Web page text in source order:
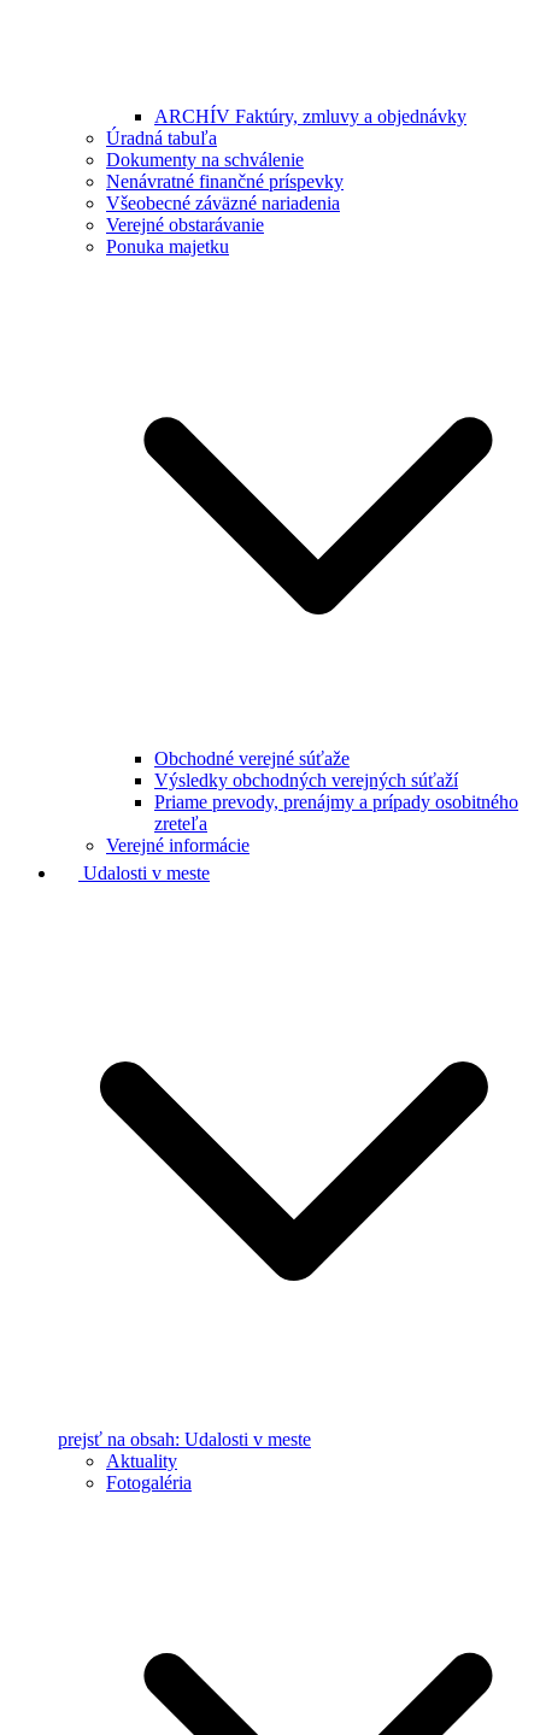
ARCHÍV Faktúry, zmluvy a objednávky
Úradná tabuľa
Dokumenty na schválenie
Nenávratné finančné príspevky
Všeobecné záväzné nariadenia
Verejné obstarávanie
Ponuka majetku
Obchodné verejné súťaže
Výsledky obchodných verejných súťaží
Priame prevody, prenájmy a prípady osobitného
zreteľa
Verejné informácie
Udalosti v meste
prejsť na obsah: Udalosti v meste
Aktuality
Fotogaléria